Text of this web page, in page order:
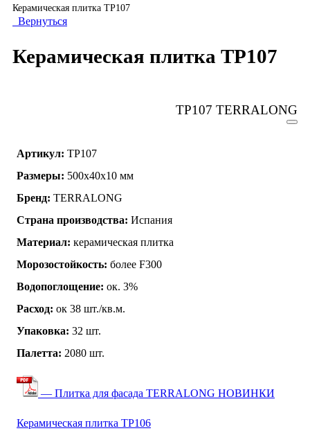
Керамическая плитка TP107
Вернуться
Керамическая плитка TP107
TP107 TERRALONG
Артикул: TP107
Размеры: 500х40х10 мм
Бренд: TERRALONG
Страна производства: Испания
Материал: керамическая плитка
Морозостойкость: более F300
Водопоглощение: ок. 3%
Расход: ок 38 шт./кв.м.
Упаковка: 32 шт.
Палетта: 2080 шт.
— Плитка для фасада TERRALONG НОВИНКИ
Керамическая плитка TP106